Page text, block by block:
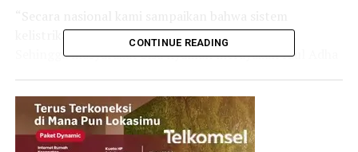
kelistrikan dalam kondisi yang terjaga dan aman.
Sehingga masyarakat bisa nyaman merayakan Idul Adha
Pasokan listrik yang andal dan aman didukung oleh
pasokan energi primer yang terjamin. Secara end to end
pasokan energi primer saat ini di atas angka aman pada
CONTINUE READING